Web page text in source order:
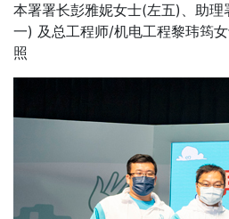
本署署长彭雅妮女士(左五)、助
一) 及总工程师/机电工程黎玮筠
照